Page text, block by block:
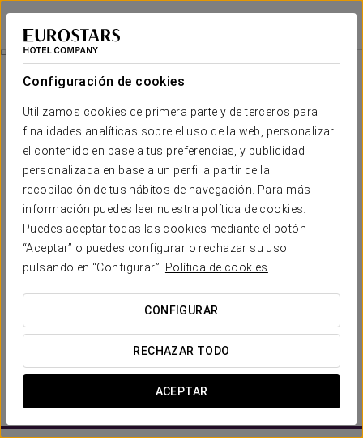
Configuración de cookies
Utilizamos cookies de primera parte y de terceros para
finalidades analíticas sobre el uso de la web, personalizar
el contenido en base a tus preferencias, y publicidad
personalizada en base a un perfil a partir de la
recopilación de tus hábitos de navegación. Para más
información puedes leer nuestra política de cookies.
Puedes aceptar todas las cookies mediante el botón
“Aceptar” o puedes configurar o rechazar su uso
pulsando en “Configurar”.
Política de cookies
CONFIGURAR
RECHAZAR TODO
ACEPTAR
Dorma Ramblas Boquería
BARCELONA
Experiencia Romántica
20 €
Experiencia romántica
Siempre hay un motivo para celebrar una velada romántica
el plan, sólo tenéis que dejaros llevar y disfrutar.
Incluye:
-Botella de cava en la habitación.